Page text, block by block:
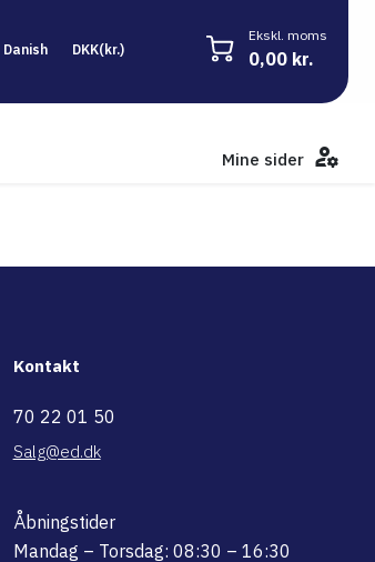
0,00 kr.
Ekskl. moms
Mine sider
Kontakt
70 22 01 50
Salg@ed.dk
Åbningstider
Mandag – Torsdag: 08:30 – 16:30